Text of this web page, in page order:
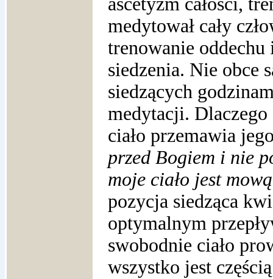
medytował cały
trenowanie oddechu
siedzenia. Nie obce
siedzących
medytacji.
ciało przemawia
przed Bogiem i nie
moje ciało jest mową
pozycja siedząca
optymalnym
swobodnie ciało
wszystko jest